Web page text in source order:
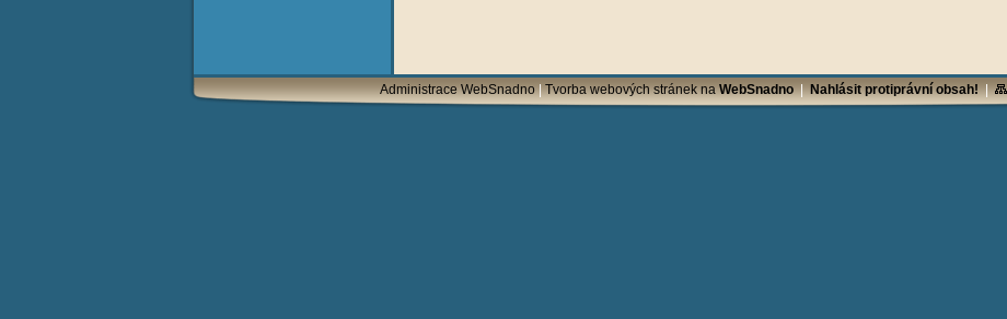
Administrace WebSnadno|Tvorba webových stránek naWebSnadno|Nahlásit protiprávní obsah!|